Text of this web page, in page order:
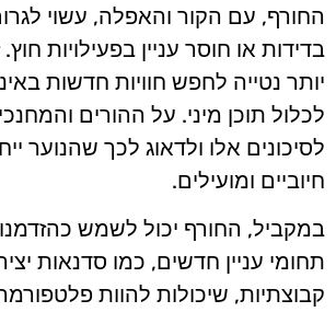
החורף, עם הקור והאפלה, עשוי
בדידות או חוסר עניין בפעילויות
יותר נטייה לחפש חוויות חדשות
לכלול תוכן מיני. על ההורים
לסיכונים אלו ולדאוג לכך שהנוער
חיוביים ומועילים.
במקביל, החורף יכול לשמש
תחומי עניין חדשים, כמו סדנאות
קבוצתיות, שיכולות להוות